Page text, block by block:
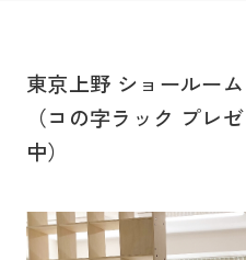
東京上野 ショールーム
（コの字ラック プレ
中）